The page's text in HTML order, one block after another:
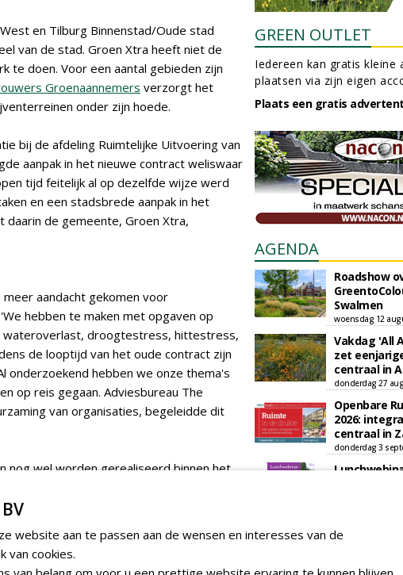
en Tilburg Binnenstad/Oude stad
van de stad. Groen Xtra heeft niet de
te doen. Voor een aantal gebieden zijn
Groenaannemers verzorgt het
onder zijn hoede.
bij de afdeling Ruimtelijke Uitvoering van
aanpak in het nieuwe contract weliswaar
tijd feitelijk al op dezelfde wijze werd
en een stadsbrede aanpak in het
de gemeente, Groen Xtra,
aandacht gekomen voor
hebben te maken met opgaven op
wateroverlast, droogtestress, hittestress,
de looptijd van het oude contract zijn
onderzoekend hebben we onze thema's
op reis gegaan. Adviesbureau The
van organisaties, begeleidde dit
nog wel worden gerealiseerd binnen het
maar één keer kan worden
gemaakt. 'Het een kost dan wat extra,
van kort gemaaide gazons
beeld. Ook gebruiken we al steeds
bereid is extra te investeren om Tilburg
GREEN OUTLET
Iedereen kan gratis kleine
plaatsen via zijn eigen
Plaats een gratis
AGENDA
Roadshow
Swalmen
woensdag 12
Vakdag 'All
zet
centraal in
donderdag 27
Openbare
2026:
centraal in
donderdag 3
dat
Rooftop
website aan te passen aan de wensen en interesses van de
van cookies.